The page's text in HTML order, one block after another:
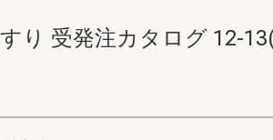
り 受発注カタログ 12-